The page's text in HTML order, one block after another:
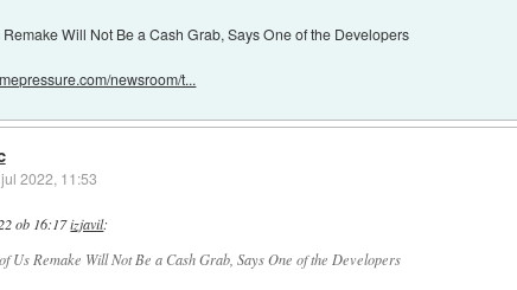
Will Not Be a Cash Grab, Says One of the Developers
newsroom/t...
2022, 11:53
ob 16:17izjavil:
Us Remake Will Not Be a Cash Grab, Says One of the Developers